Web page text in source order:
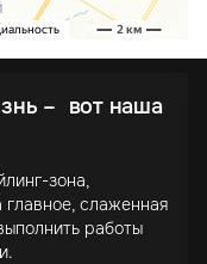
– вот наша
зона,
слаженная
работы